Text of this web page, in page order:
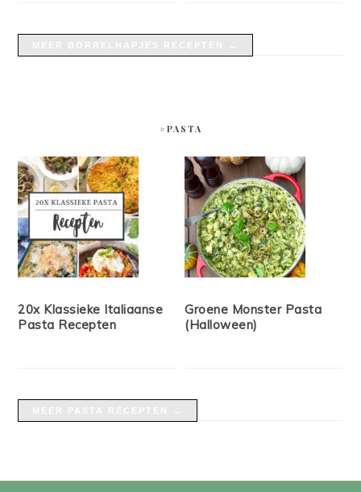
#PASTA
20x Klassieke Italiaanse
Pasta Recepten
Groene Monster Pasta
(Halloween)